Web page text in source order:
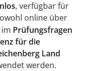
, verfügbar für
online über
Prüfungsfragen
für die
Land
werden.